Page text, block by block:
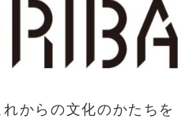
からの文化のかたちを